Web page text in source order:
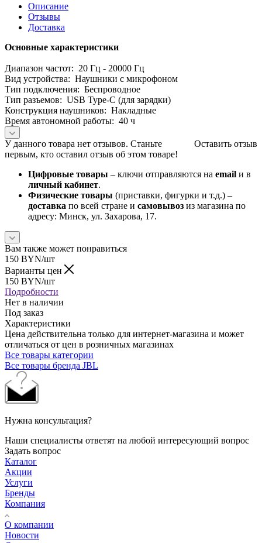
Описание
Отзывы
Доставка
Основные характеристики
Диапазон частот: 20 Гц - 20000 Гц
Вид устройства: Наушники с микрофоном
Тип подключения: Беспроводное
Тип разъемов: USB Type-C (для зарядки)
Конструкция наушников: Накладные
Время автономной работы: 40 ч
Оставить отзыв
У данного товара нет отзывов. Станьте
первым, кто оставил отзыв об этом товаре!
Цифровые товары – ключи отправляются на email и в
личный кабинет.
Физические товары (приставки, фигурки и т.д.) –
доставка по всей стране и самовывоз из магазина по
адресу: Минск, ул. Захарова, 17.
Вам также может понравиться
150 BYN/шт
Варианты цен
150 BYN/шт
Подробности
Нет в наличии
Под заказ
Характеристики
Цена действительна только для интернет-магазина и может
отличаться от цен в розничных магазинах
Все товары категории
Все товары бренда JBL
Нужна консультация?
Наши специалисты ответят на любой интересующий вопрос
Задать вопрос
Каталог
Акции
Услуги
Бренды
Компания
О компании
Новости